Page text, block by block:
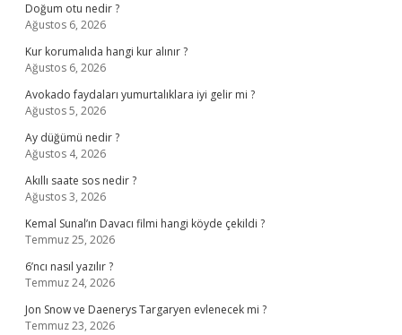
Doğum otu nedir ?
Ağustos 6, 2026
Kur korumalıda hangi kur alınır ?
Ağustos 6, 2026
Avokado faydaları yumurtalıklara iyi gelir mi ?
Ağustos 5, 2026
Ay düğümü nedir ?
Ağustos 4, 2026
Akıllı saate sos nedir ?
Ağustos 3, 2026
Kemal Sunal’ın Davacı filmi hangi köyde çekildi ?
Temmuz 25, 2026
6’ncı nasıl yazılır ?
Temmuz 24, 2026
Jon Snow ve Daenerys Targaryen evlenecek mi ?
Temmuz 23, 2026